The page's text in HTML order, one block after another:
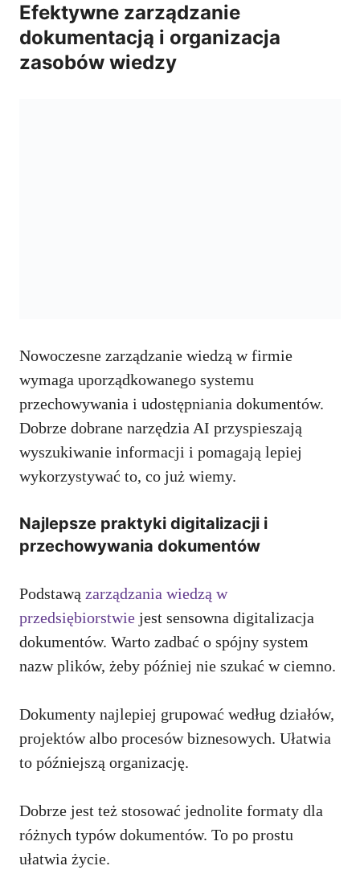
Efektywne zarządzanie
dokumentacją i organizacja
zasobów wiedzy
Nowoczesne zarządzanie wiedzą w firmie
wymaga uporządkowanego systemu
przechowywania i udostępniania dokumentów.
Dobrze dobrane narzędzia AI przyspieszają
wyszukiwanie informacji i pomagają lepiej
wykorzystywać to, co już wiemy.
Najlepsze praktyki digitalizacji i
przechowywania dokumentów
Podstawą zarządzania wiedzą w
przedsiębiorstwie jest sensowna digitalizacja
dokumentów. Warto zadbać o spójny system
nazw plików, żeby później nie szukać w ciemno.
Dokumenty najlepiej grupować według działów,
projektów albo procesów biznesowych. Ułatwia
to późniejszą organizację.
Dobrze jest też stosować jednolite formaty dla
różnych typów dokumentów. To po prostu
ułatwia życie.